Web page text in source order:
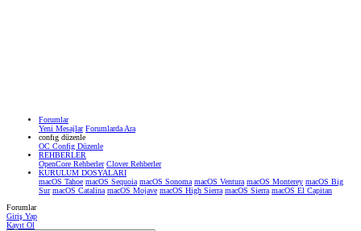
Forumlar
Yeni Mesajlar Forumlarda Ara
confıg düzenle
OC Config Düzenle
REHBERLER
OpenCore Rehberler Clover Rehberler
KURULUM DOSYALARI
macOS Tahoe macOS Sequoia macOS Sonoma macOS Ventura macOS Monterey macOS Big
Sur macOS Catalina macOS Mojave macOS High Sierra macOS Sierra macOS El Capitan
Forumlar
Giriş Yap
Kayıt Ol